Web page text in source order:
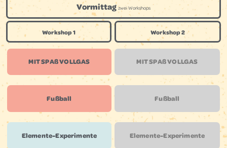
Vormittagzwei Workshops
Workshop 1
MIT SPAß VOLLGAS
Fußball
Elemente-Experimente
Workshop 2
MIT SPAß VOLLGAS
Fußball
Elemente-Experimente